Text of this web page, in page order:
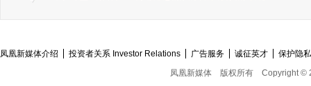
凤凰新媒体介绍 投资者关系 Investor Relations 广告服务 诚征英才
保护隐
凤凰新媒体
版权所有 Copyright ©